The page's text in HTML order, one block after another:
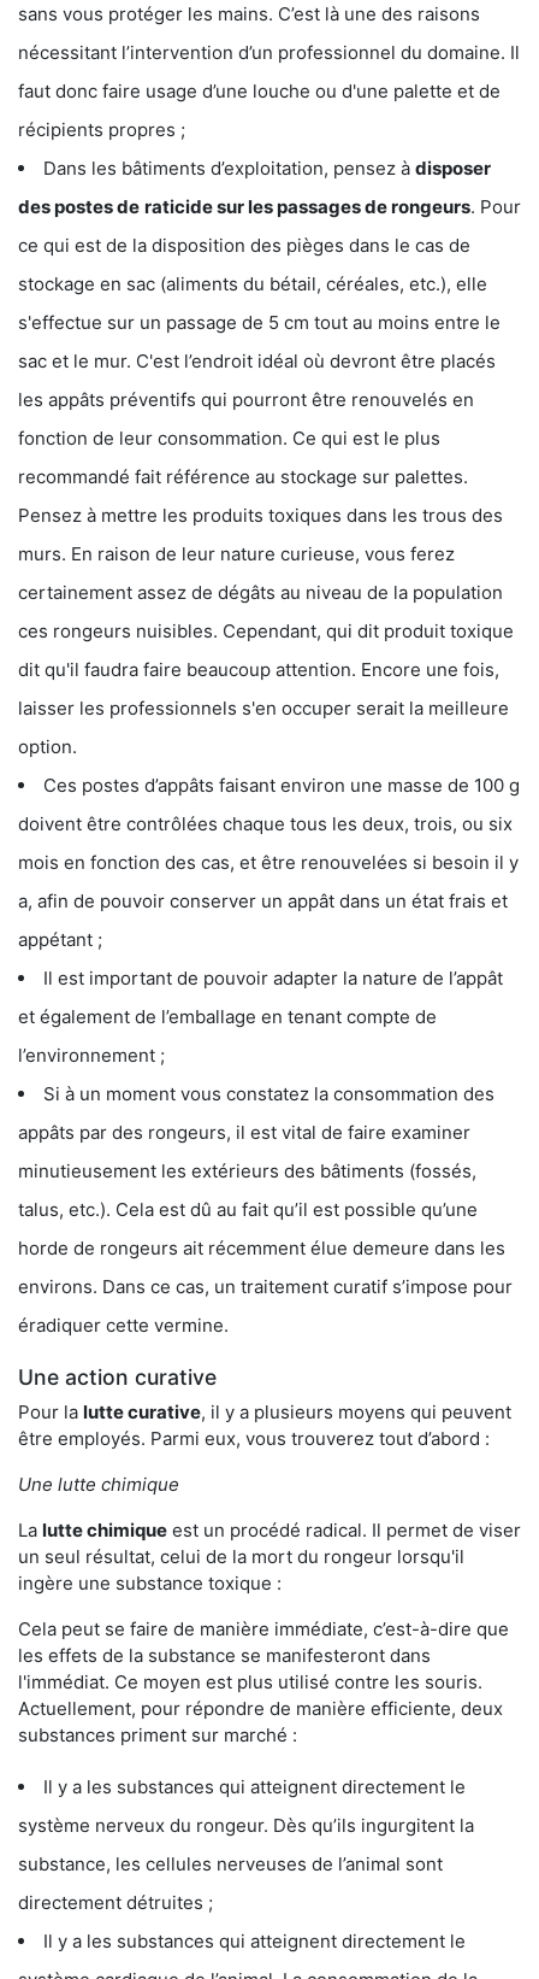
sans vous protéger les mains. C’est là une des raisons
nécessitant l’intervention d’un professionnel du domaine. Il
faut donc faire usage d’une louche ou d'une palette et de
récipients propres ;
Dans les bâtiments d’exploitation, pensez à disposer
des postes de raticide sur les passages de rongeurs. Pour
ce qui est de la disposition des pièges dans le cas de
stockage en sac (aliments du bétail, céréales, etc.), elle
s'effectue sur un passage de 5 cm tout au moins entre le
sac et le mur. C'est l’endroit idéal où devront être placés
les appâts préventifs qui pourront être renouvelés en
fonction de leur consommation. Ce qui est le plus
recommandé fait référence au stockage sur palettes.
Pensez à mettre les produits toxiques dans les trous des
murs. En raison de leur nature curieuse, vous ferez
certainement assez de dégâts au niveau de la population
ces rongeurs nuisibles. Cependant, qui dit produit toxique
dit qu'il faudra faire beaucoup attention. Encore une fois,
laisser les professionnels s'en occuper serait la meilleure
option.
Ces postes d’appâts faisant environ une masse de 100 g
doivent être contrôlées chaque tous les deux, trois, ou six
mois en fonction des cas, et être renouvelées si besoin il y
a, afin de pouvoir conserver un appât dans un état frais et
appétant ;
Il est important de pouvoir adapter la nature de l’appât
et également de l’emballage en tenant compte de
l’environnement ;
Si à un moment vous constatez la consommation des
appâts par des rongeurs, il est vital de faire examiner
minutieusement les extérieurs des bâtiments (fossés,
talus, etc.). Cela est dû au fait qu’il est possible qu’une
horde de rongeurs ait récemment élue demeure dans les
environs. Dans ce cas, un traitement curatif s’impose pour
éradiquer cette vermine.
Une action curative
Pour la lutte curative, il y a plusieurs moyens qui peuvent
être employés. Parmi eux, vous trouverez tout d’abord :
Une lutte chimique
La lutte chimique est un procédé radical. Il permet de viser
un seul résultat, celui de la mort du rongeur lorsqu'il
ingère une substance toxique :
Cela peut se faire de manière immédiate, c’est-à-dire que
les effets de la substance se manifesteront dans
l'immédiat. Ce moyen est plus utilisé contre les souris.
Actuellement, pour répondre de manière efficiente, deux
substances priment sur marché :
Il y a les substances qui atteignent directement le
système nerveux du rongeur. Dès qu’ils ingurgitent la
substance, les cellules nerveuses de l’animal sont
directement détruites ;
Il y a les substances qui atteignent directement le